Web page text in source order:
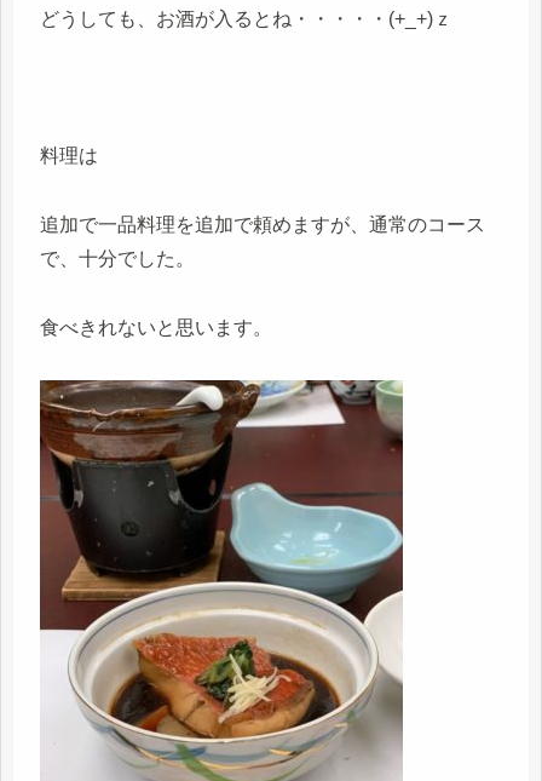
どうしても、お酒が入るとね・・・・・(+_+)ｚ
料理は
追加で一品料理を追加で頼めますが、通常のコース
で、十分でした。
食べきれないと思います。